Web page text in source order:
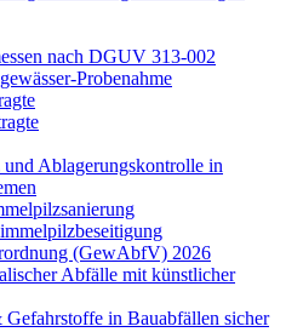
nach DGUV 313‑002
Probenahme
Ablagerungskontrolle in
(GewAbfV) 2026
Abfälle mit künstlicher
in Bauabfällen sicher